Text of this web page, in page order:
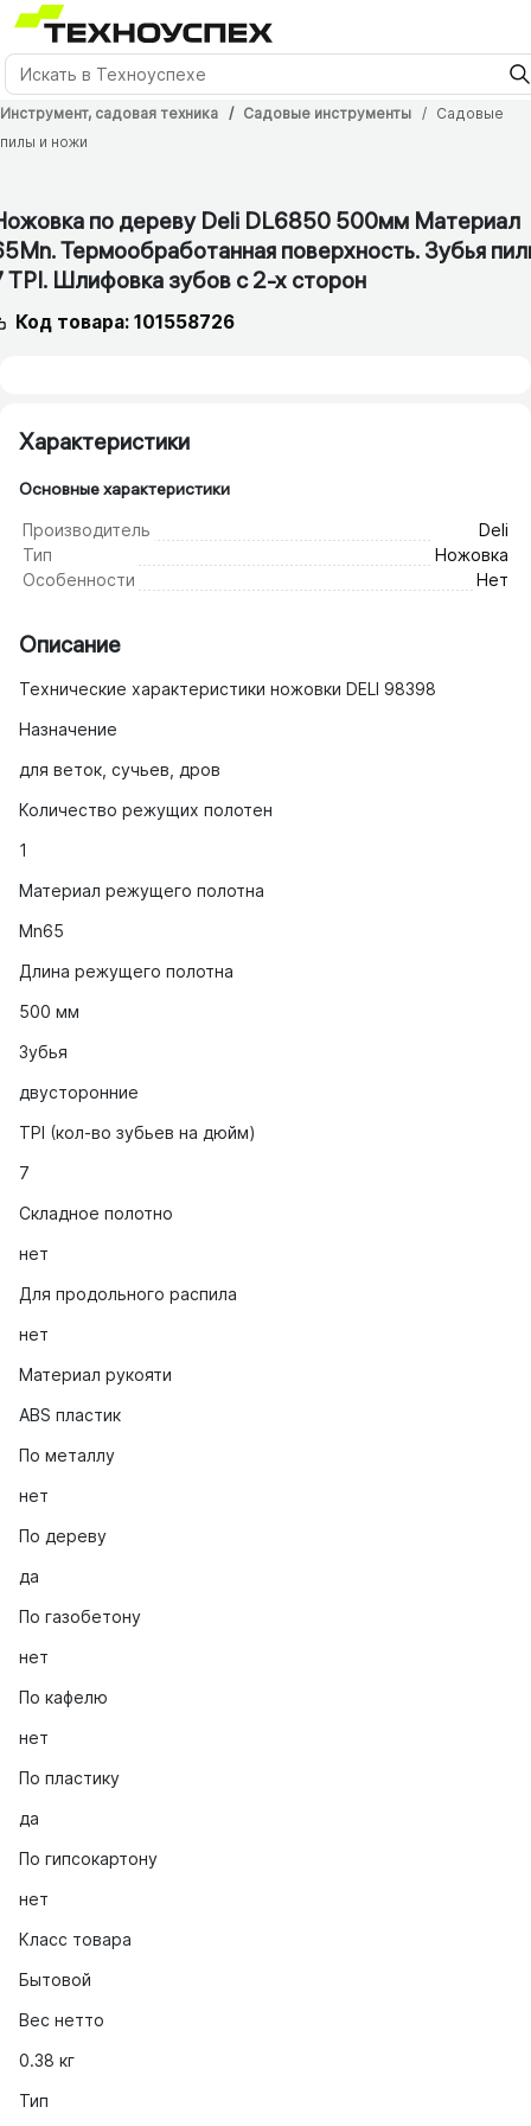
Инструмент, садовая техника Садовые инструменты
Садовые
пилы и ножи
по дереву Deli DL6850 500мм Материал
Термообработанная поверхность. Зубья
TPI. Шлифовка зубов с 2-х сторон
Код товара: 101558726
Характеристики
Основные характеристики
Производитель
Deli
Тип
Ножовка
Особенности
Нет
Описание
Технические характеристики ножовки DELI 98398
Назначение
для веток, сучьев, дров
Количество режущих полотен
1
Материал режущего полотна
Mn65
Длина режущего полотна
500 мм
Зубья
двусторонние
TPI (кол-во зубьев на дюйм)
7
Складное полотно
нет
Для продольного распила
нет
Материал рукояти
ABS пластик
По металлу
нет
По дереву
да
По газобетону
нет
По кафелю
нет
По пластику
да
По гипсокартону
нет
Класс товара
Бытовой
Вес нетто
0.38 кг
Тип